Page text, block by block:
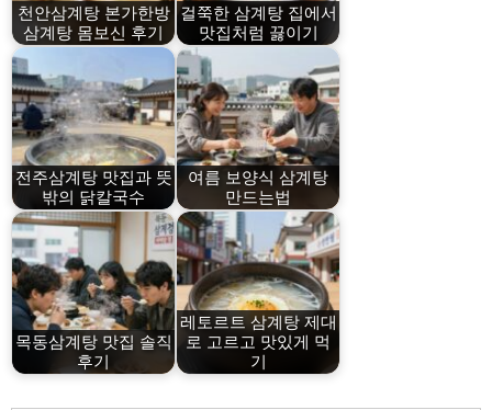
천안삼계탕 본가한방
삼계탕 몸보신 후기
걸쭉한 삼계탕 집에서
맛집처럼 끓이기
전주삼계탕 맛집과 뜻
밖의 닭칼국수
여름 보양식 삼계탕
만드는법
목동삼계탕 맛집 솔직
후기
레토르트 삼계탕 제대
로 고르고 맛있게 먹
기